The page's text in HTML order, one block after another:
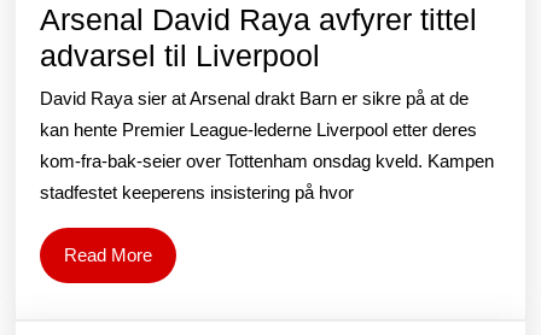
mot
Arsenal David Raya avfyrer tittel
advarsel til Liverpool
David
Raya
avfyrer
tittel
David Raya sier at Arsenal drakt Barn er sikre på at de
kan hente Premier League-lederne Liverpool etter deres
kom-fra-bak-seier over Tottenham onsdag kveld. Kampen
stadfestet keeperens insistering på hvor
Read MoreRead
More